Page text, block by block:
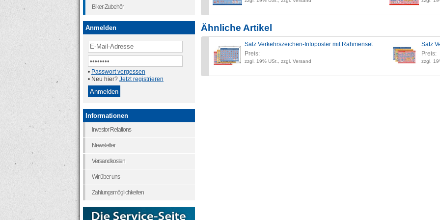
Ähnliche Artikel
Satz Verkehrszeichen-Infoposter mit Rahmenset
Preis:
zzgl. 19% USt., zzgl. Versand
Satz
Preis:
zzgl.
Biker-Zubehör
Anmelden
• Passwort vergessen
• Neu hier? Jetzt registrieren
Informationen
Investor Relations
Newsletter
Versandkosten
Wir über uns
Zahlungsmöglichkeiten